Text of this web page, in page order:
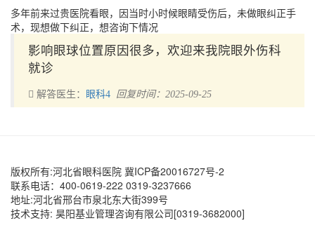
多年前来过贵医院看眼，因当时小时候眼睛受伤后，未做眼纠正手
术，现想做下纠正，想咨询下情况
影响眼球位置原因很多，欢迎来我院眼外伤科
就诊
解答医生： 眼科4 回复时间：2025-09-25
版权所有:河北省眼科医院 冀ICP备20016727号-2
联系电话：400-0619-222 0319-3237666
地址:河北省邢台市泉北东大街399号
技术支持: 昊阳基业管理咨询有限公司[0319-3682000]